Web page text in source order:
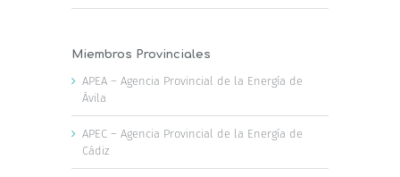
Miembros Provinciales
APEA – Agencia Provincial de la Energía de
Ávila
APEC – Agencia Provincial de la Energía de
Cádiz